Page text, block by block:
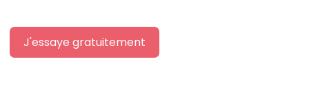
J'essaye gratuitement